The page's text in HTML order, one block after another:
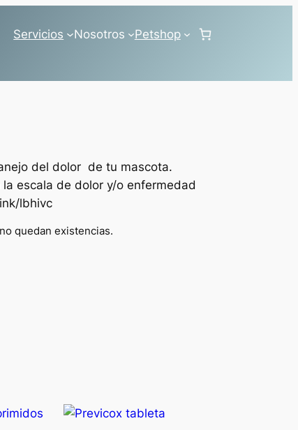
Servicios Nosotros
Petshop
del dolor de tu mascota.
escala de dolor y/o enfermedad
lbhivc
quedan existencias.